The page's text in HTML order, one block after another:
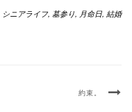
シニアライフ, 墓参り, 月命日, 結婚
約束。